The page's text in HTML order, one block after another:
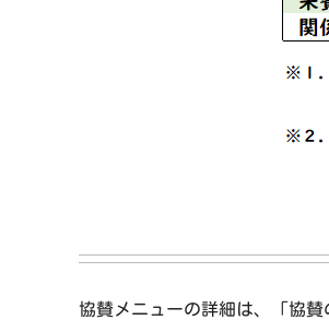
協賛メニューの詳細は、「協賛